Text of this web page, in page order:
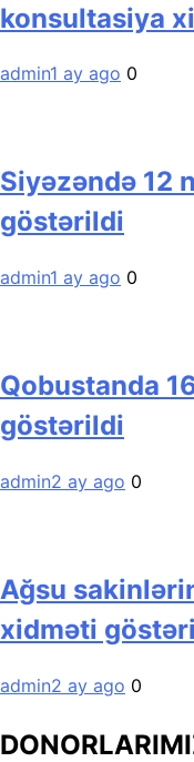
konsultasiya
admin1 ay ago 0
Siyəzəndə 12
göstərildi
admin1 ay ago 0
Qobustanda
göstərildi
admin2 ay ago 0
Ağsu
xidməti
admin2 ay ago 0